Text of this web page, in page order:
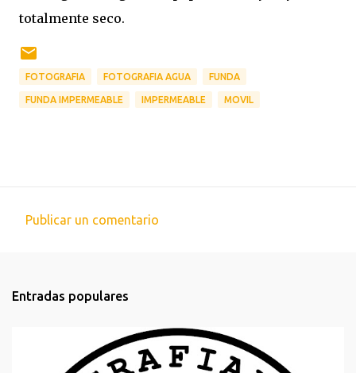
totalmente seco.
FOTOGRAFIA FOTOGRAFIA AGUA FUNDA
FUNDA IMPERMEABLE IMPERMEABLE MOVIL
e
Publicar un comentario
Entradas populares